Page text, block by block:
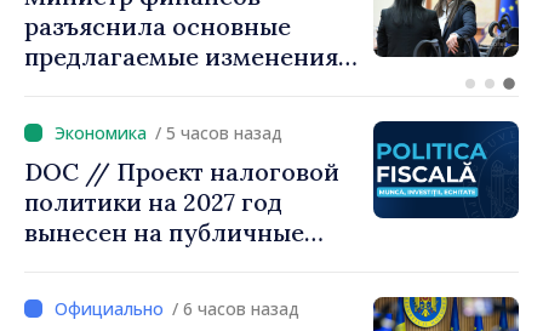
Тофан провёл телефонный
разговор с болгарским
Радевым
/ 5 часов назад
DOC // Проект налоговой
политики на 2027 год
вынесен на публичные
/ 6 часов назад